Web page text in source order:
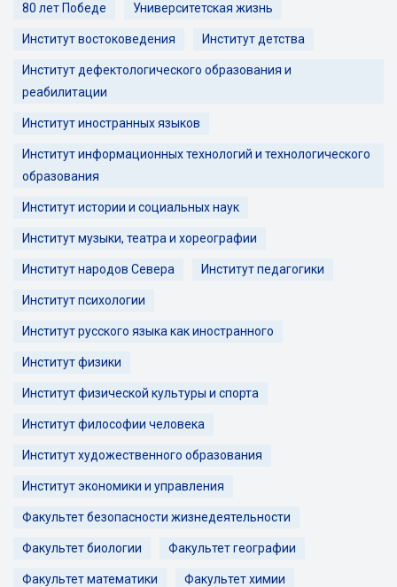
80 лет Победе Университетская жизнь
Институт востоковедения Институт детства
Институт дефектологического образования и
реабилитации
Институт иностранных языков
Институт информационных технологий и технологического
образования
Институт истории и социальных наук
Институт музыки, театра и хореографии
Институт народов Севера Институт педагогики
Институт психологии
Институт русского языка как иностранного
Институт физики
Институт физической культуры и спорта
Институт философии человека
Институт художественного образования
Институт экономики и управления
Факультет безопасности жизнедеятельности
Факультет биологии Факультет географии
Факультет математики Факультет химии